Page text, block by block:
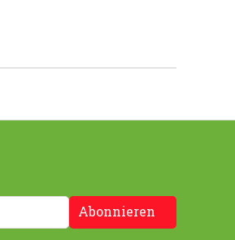
Abonnieren